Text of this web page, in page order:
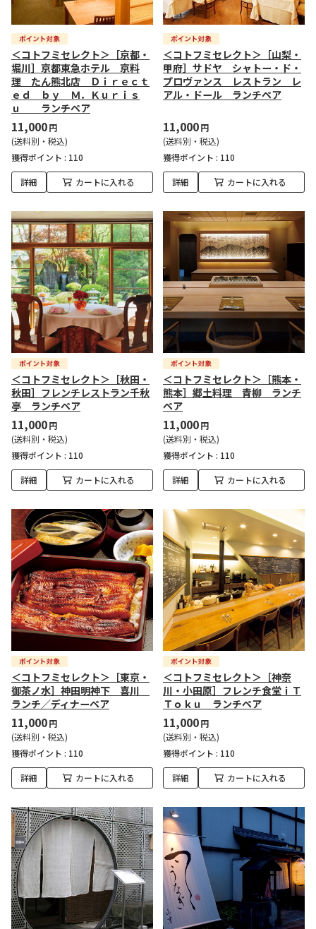
＜コトフミセレクト＞［京都・
堀川］京都東急ホテル 京料
理 たん熊北店 Ｄｉｒｅｃｔ
ｅｄ ｂｙ Ｍ．Ｋｕｒｉｓ
ｕ ランチペア
11,000円
(送料別・税込)
獲得ポイント : 110
詳細 カートに入れる
＜コトフミセレクト＞［山梨・
甲府］サドヤ シャトー・ド・
プロヴァンス レストラン レ
アル・ドール ランチペア
11,000円
(送料別・税込)
獲得ポイント : 110
詳細 カートに入れる
＜コトフミセレクト＞［秋田・
秋田］フレンチレストラン千秋
亭 ランチペア
11,000円
(送料別・税込)
獲得ポイント : 110
詳細 カートに入れる
＜コトフミセレクト＞［熊本・
熊本］郷土料理 青柳 ランチ
ペア
11,000円
(送料別・税込)
獲得ポイント : 110
詳細 カートに入れる
＜コトフミセレクト＞［東京・
御茶ノ水］神田明神下 喜川
ランチ／ディナーペア
11,000円
(送料別・税込)
獲得ポイント : 110
詳細 カートに入れる
＜コトフミセレクト＞［神奈
川・小田原］フレンチ食堂ｉＴ
Ｔｏｋｕ ランチペア
11,000円
(送料別・税込)
獲得ポイント : 110
詳細 カートに入れる